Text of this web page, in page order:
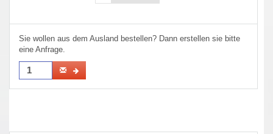
Sie wollen aus dem Ausland bestellen? Dann erstellen sie bitte
eine Anfrage.